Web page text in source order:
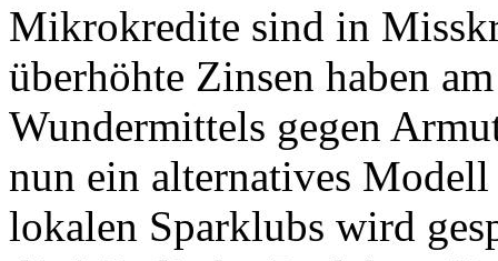
Mikrokredite sind in
überhöhte Zinsen haben
Wundermittels gegen
nun ein alternatives
lokalen Sparklubs wird